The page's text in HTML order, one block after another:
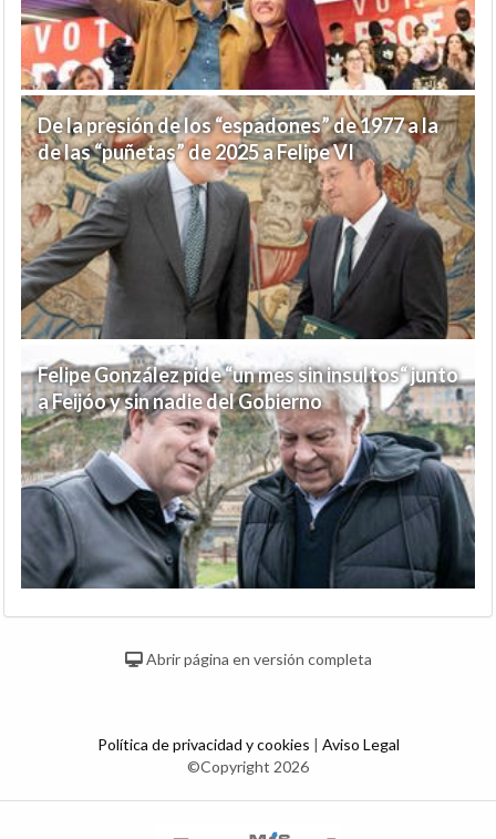
De la presión de los “espadones” de 1977 a la
de las “puñetas” de 2025 a Felipe VI
Felipe González pide “un mes sin insultos“ junto
a Feijóo y sin nadie del Gobierno
Abrir página en versión completa
Política de privacidad y cookies | Aviso Legal
©Copyright 2026